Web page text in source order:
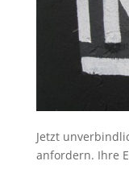
Jetzt
anfordern. Ihre